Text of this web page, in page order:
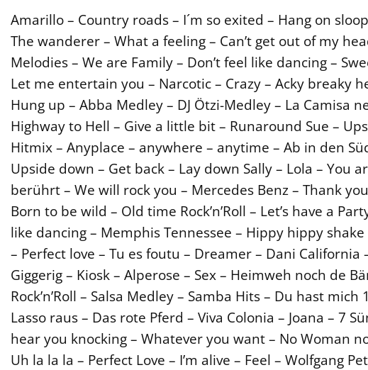
Amarillo – Country roads – I´m so exited – Hang on
The wanderer – What a feeling – Can’t get out of my
Melodies – We are Family – Don’t feel like dancing –
Let me entertain you – Narcotic – Crazy – Acky breaky
Hung up – Abba Medley – DJ Ötzi-Medley – La Camisa
Highway to Hell – Give a little bit – Runaround Sue –
Hitmix – Anyplace – anywhere – anytime – Ab in den
Upside down – Get back – Lay down Sally – Lola – You
berührt – We will rock you – Mercedes Benz – Thank
Born to be wild – Old time Rock’n’Roll – Let’s have a
like dancing – Memphis Tennessee – Hippy hippy
– Perfect love – Tu es foutu – Dreamer – Dani California
Giggerig – Kiosk – Alperose – Sex – Heimweh noch de
Rock’n’Roll – Salsa Medley – Samba Hits – Du hast
Lasso raus – Das rote Pferd – Viva Colonia – Joana – 7
hear you knocking – Whatever you want – No Woman
Uh la la la – Perfect Love – I’m alive – Feel – Wolfgang